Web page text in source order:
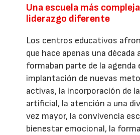
Una escuela más
liderazgo diferente
Los centros educativos
que hace apenas una década
formaban parte de la agenda
implantación de nuevas
activas, la incorporación de
artificial, la atención a una
vez mayor, la convivencia
bienestar emocional, la